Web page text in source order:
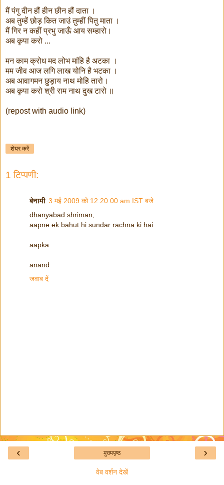
मैं पंगु दीन हौं हीन छीन हौं दाता ।
अब तुम्हें छोड़ कित जाउं तुम्हीं पितु माता ।
मैं गिर न कहीं प्रभु जाऊँ आय सम्हारो।
अब कृपा करो ...
मन काम क्रोध मद लोभ मांहि है अटका ।
मम जीव आज लगि लाख योनि है भटका ।
अब आवागमन छुड़ाय नाथ मोहि तारो।
अब कृपा करो श्री राम नाथ दुख टारो ॥
(repost with audio link)
शेयर करें
1 टिप्पणी:
बेनामी 3 मई 2009 को 12:20:00 am IST बजे
dhanyabad shriman,
aapne ek bahut hi sundar rachna ki hai
aapka
anand
जवाब दें
‹ ›
मुख्यपृष्ठ
वेब वर्शन देखें